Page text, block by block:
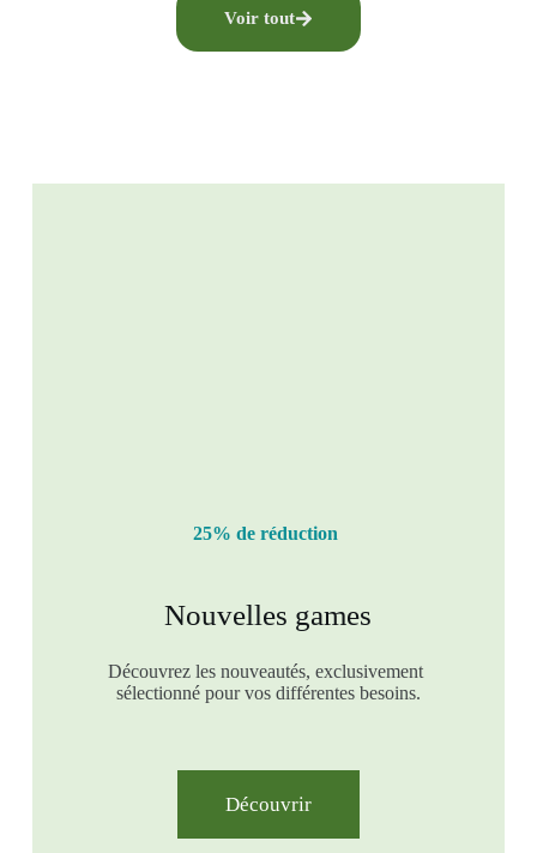
Voir tout
25% de réduction
Nouvelles games
Découvrez les nouveautés, exclusivement
sélectionné pour vos différentes besoins.
Découvrir